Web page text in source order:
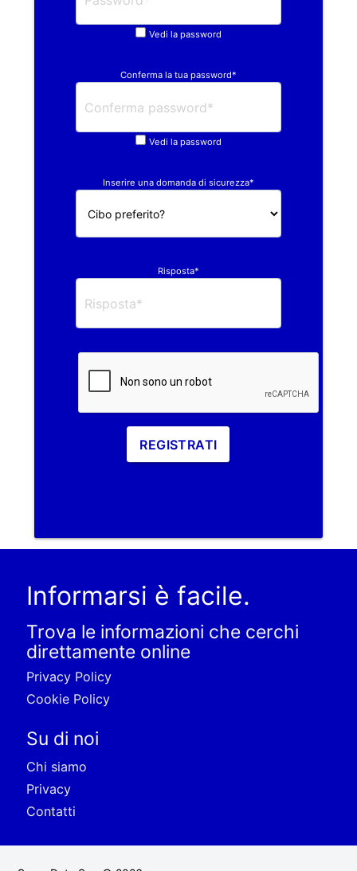
Vedi la password
Conferma la tua password*
Vedi la password
Inserire una domanda di sicurezza*
Risposta*
REGISTRATI
Informarsi è facile.
Trova le informazioni che cerchi
direttamente online
Privacy Policy
Cookie Policy
Su di noi
Chi siamo
Privacy
Contatti